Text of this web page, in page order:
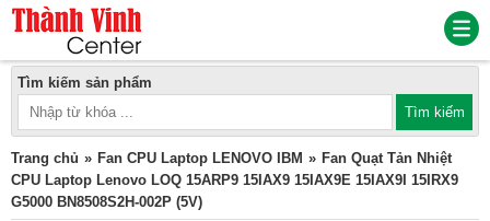
Tìm kiếm sản phẩm
Trang chủ Fan CPU Laptop LENOVO IBM
Fan Quạt Tản Nhiệt
CPU Laptop Lenovo LOQ 15ARP9 15IAX9 15IAX9E 15IAX9I 15IRX9
G5000 BN8508S2H-002P (5V)